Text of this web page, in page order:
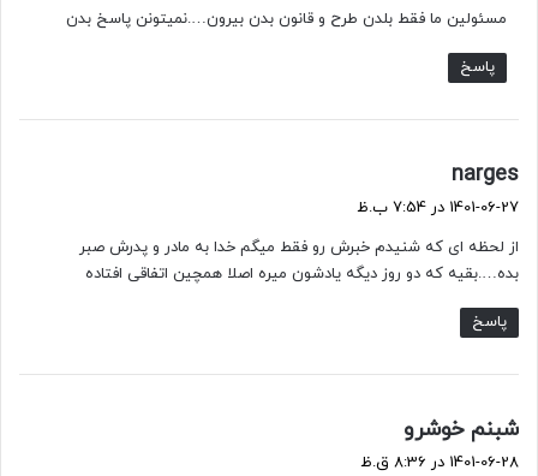
:
مسئولین ما فقط بلدن طرح و قانون بدن بیرون….نمیتونن پاسخ بدن
پاسخ
narges
ف
:
1401-06-27 در 7:54 ب.ظ
از لحظه ای که شنیدم خبرش رو فقط میگم خدا به مادر و پدرش صبر
بده….بقیه که دو روز دیگه یادشون میره اصلا همچین اتفاقی افتاده
پاسخ
شبنم خوشرو
ف
1401-06-28 در 8:36 ق.ظ